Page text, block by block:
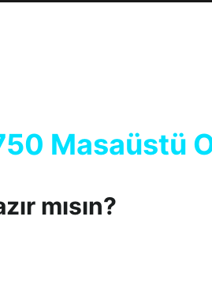
Masaüstü
mısın?